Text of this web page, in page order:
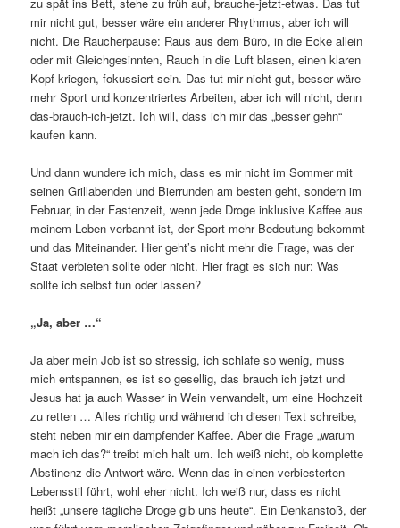
mir nicht gut, besser wäre ein anderer Rhythmus, aber ich will
nicht. Die Raucherpause: Raus aus dem Büro, in die Ecke allein
oder mit Gleichgesinnten, Rauch in die Luft blasen, einen klaren
Kopf kriegen, fokussiert sein. Das tut mir nicht gut, besser wäre
mehr Sport und konzentriertes Arbeiten, aber ich will nicht, denn
das-brauch-ich-jetzt. Ich will, dass ich mir das „besser gehn“
kaufen kann.
Und dann wundere ich mich, dass es mir nicht im Sommer mit
seinen Grillabenden und Bierrunden am besten geht, sondern im
Februar, in der Fastenzeit, wenn jede Droge inklusive Kaffee aus
meinem Leben verbannt ist, der Sport mehr Bedeutung bekommt
und das Miteinander. Hier geht’s nicht mehr die Frage, was der
Staat verbieten sollte oder nicht. Hier fragt es sich nur: Was
sollte ich selbst tun oder lassen?
„Ja, aber …“
Ja aber mein Job ist so stressig, ich schlafe so wenig, muss
mich entspannen, es ist so gesellig, das brauch ich jetzt und
Jesus hat ja auch Wasser in Wein verwandelt, um eine Hochzeit
zu retten … Alles richtig und während ich diesen Text schreibe,
steht neben mir ein dampfender Kaffee. Aber die Frage „warum
mach ich das?“ treibt mich halt um. Ich weiß nicht, ob komplette
Abstinenz die Antwort wäre. Wenn das in einen verbiesterten
Lebensstil führt, wohl eher nicht. Ich weiß nur, dass es nicht
heißt „unsere tägliche Droge gib uns heute“. Ein Denkanstoß, der